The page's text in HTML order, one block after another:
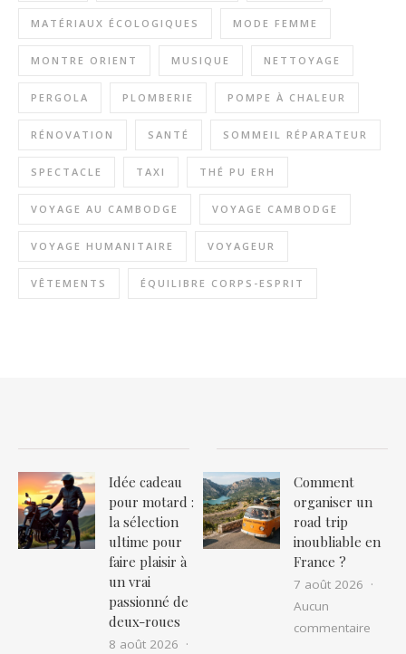
MATÉRIAUX ÉCOLOGIQUES MODE FEMME
MONTRE ORIENT MUSIQUE NETTOYAGE
PERGOLA PLOMBERIE POMPE À CHALEUR
RÉNOVATION SANTÉ SOMMEIL RÉPARATEUR
SPECTACLE TAXI THÉ PU ERH
VOYAGE AU CAMBODGE VOYAGE CAMBODGE
VOYAGE HUMANITAIRE VOYAGEUR
VÊTEMENTS ÉQUILIBRE CORPS-ESPRIT
Idée cadeau
pour motard :
la sélection
ultime pour
faire plaisir à
un vrai
passionné de
deux-roues
8 août 2026
Comment
organiser un
road trip
inoubliable en
France ?
7 août 2026
Aucun
commentaire